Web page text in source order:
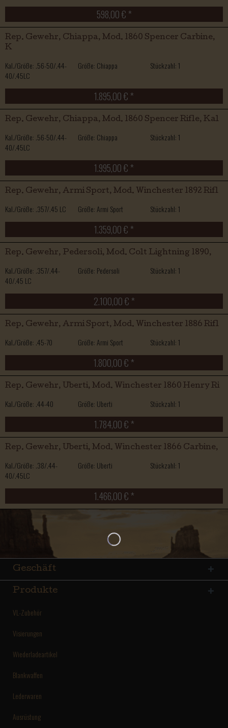
598,00 € *
Rep. Gewehr, Chiappa, Mod. 1860 Spencer Carbine,
K
Kal./Größe: .56-50/.44-
40/.45LC
Größe: Chiappa Stückzahl: 1
1.895,00 € *
Rep. Gewehr, Chiappa, Mod. 1860 Spencer Rifle, Kal
Kal./Größe: .56-50/.44-
40/.45LC
Größe: Chiappa Stückzahl: 1
1.995,00 € *
Rep. Gewehr, Armi Sport, Mod. Winchester 1892 Rifl
Kal./Größe: .357/.45 LC Größe: Armi Sport Stückzahl: 1
1.359,00 € *
Rep. Gewehr, Pedersoli, Mod. Colt Lightning 1890,
Kal./Größe: .357/.44-
40/.45 LC
Größe: Pedersoli Stückzahl: 1
2.100,00 € *
Rep. Gewehr, Armi Sport, Mod. Winchester 1886 Rifl
Kal./Größe: .45-70 Größe: Armi Sport Stückzahl: 1
1.800,00 € *
Rep. Gewehr, Uberti, Mod. Winchester 1860 Henry Ri
Kal./Größe: .44-40 Größe: Uberti Stückzahl: 1
1.784,00 € *
Rep. Gewehr, Uberti, Mod. Winchester 1866 Carbine,
Kal./Größe: .38/.44-
40/.45LC
Größe: Uberti Stückzahl: 1
1.466,00 € *
Geschäft
Produkte
VL-Zubehör
Visierungen
Wiederladeartikel
Blankwaffen
Lederwaren
Ausrüstung